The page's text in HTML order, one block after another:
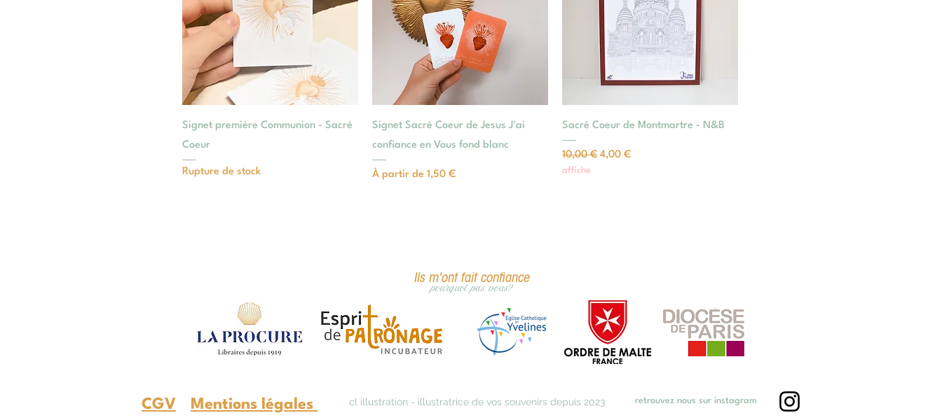
Signet première Communion - Sacré
Coeur
Rupture de stock
Signet Sacré Coeur de Jesus J'ai
confiance en Vous fond blanc
À partir de 1,50 €
Prix promotionnel
Sacré Coeur de Montmartre - N&B
Prix original
10,00 € Prix promotionnel
4,00 €
affiche
Ils m'ont fait confiance
pourquoi pas vous?
CGV Mentions légales cl illustration - illustratrice de vos souvenirs depuis 2023 retrouvez nous sur instagram